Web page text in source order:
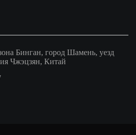
Бинган, город Шамень, уезд
Чжэцзян, Китай